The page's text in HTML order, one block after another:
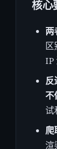
核心
两
区
IP
反
不
试
爬
渲